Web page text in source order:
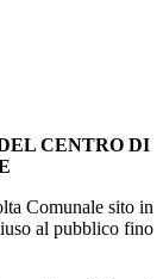
CENTRO DI
Comunale sito in
al pubblico fino